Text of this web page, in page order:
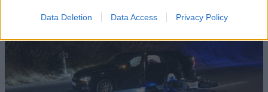
Data Deletion Data Access Privacy Policy